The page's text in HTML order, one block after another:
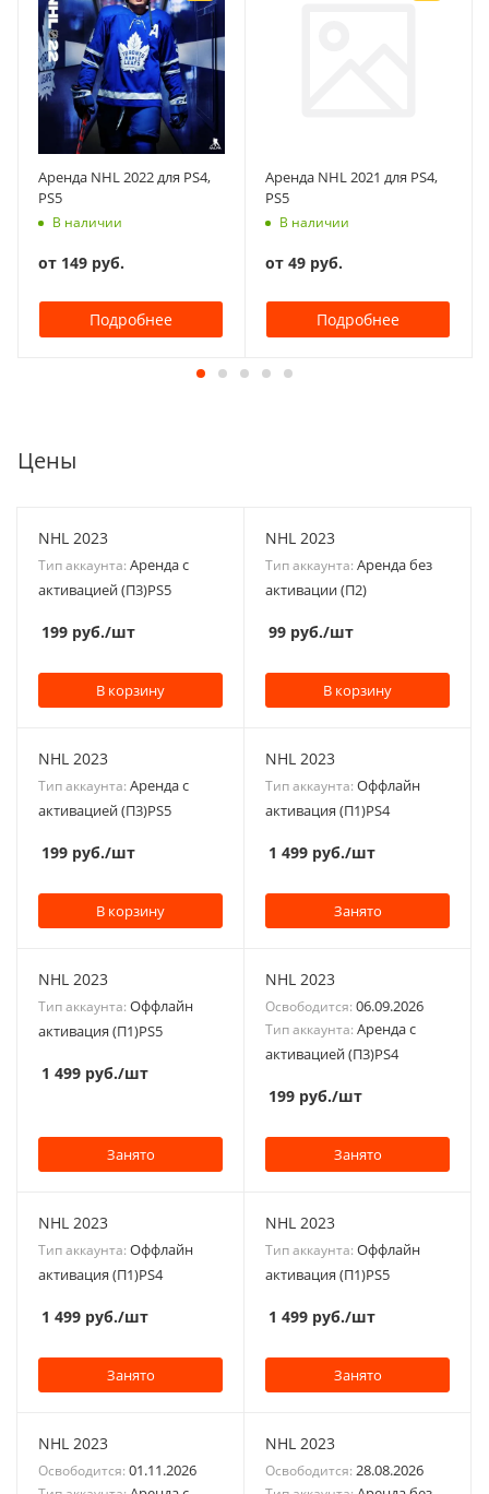
Аренда NHL 2022 для PS4,
PS5
В наличии
от 149 руб.
Подробнее
Аренда NHL 2021 для PS4,
PS5
В наличии
от 49 руб.
Подробнее
Цены
NHL 2023
Тип аккаунта: Аренда с
активацией (П3)PS5
199 руб./шт
В корзину
NHL 2023
Тип аккаунта: Аренда без
активации (П2)
99 руб./шт
В корзину
NHL 2023
Тип аккаунта: Аренда с
активацией (П3)PS5
199 руб./шт
В корзину
NHL 2023
Тип аккаунта: Оффлайн
активация (П1)PS4
1 499 руб./шт
Занято
NHL 2023
Тип аккаунта: Оффлайн
активация (П1)PS5
1 499 руб./шт
Занято
NHL 2023
Освободится: 06.09.2026
Тип аккаунта: Аренда с
активацией (П3)PS4
199 руб./шт
Занято
NHL 2023
Тип аккаунта: Оффлайн
активация (П1)PS4
1 499 руб./шт
Занято
NHL 2023
Тип аккаунта: Оффлайн
активация (П1)PS5
1 499 руб./шт
Занято
NHL 2023
Освободится: 01.11.2026
NHL 2023
Освободится: 28.08.2026